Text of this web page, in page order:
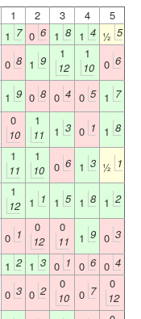
1
2 3 4
5
1 7 0 6 1 8 1 4 ½ 5
0 8 1 9
1
12
1
10
0 6
1 9 0 8 0 4 0 5 1 7
0
10
1
11
1 3 0 1 1 8
1
11
1
10
0 6 1 3 ½ 1
1
12
1 1 1 5 1 8 1 2
0 1
0
12
0
11
1 9 0 3
1 2 1 3 0 1 0 6 0 4
0 3 0 2
0
10
0 7
0
12